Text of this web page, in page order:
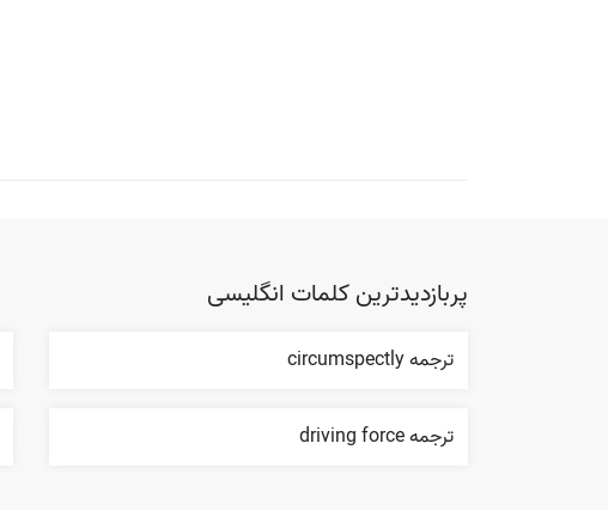
پربازدیدترین کلمات انگلیسی
ترجمه circumspectly
ترجمه driving force